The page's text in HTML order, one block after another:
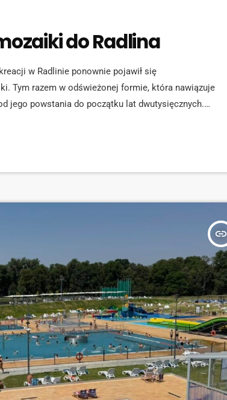
do Radlina
w Radlinie ponownie pojawił się
Tym razem w odświeżonej formie, która nawiązuje
jego powstania do początku lat dwutysięcznych.
stał się możliwy dzięki trwającej modernizacji
insert_link